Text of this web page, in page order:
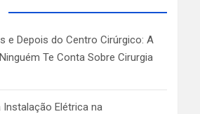
e Depois do Centro Cirúrgico: A
Te Conta Sobre Cirurgia
Elétrica na